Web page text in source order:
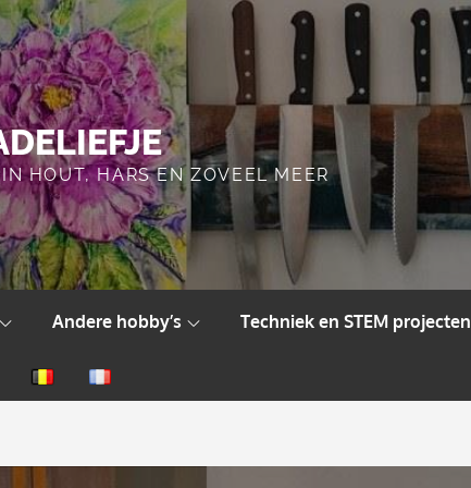
HOUT, HARS EN ZOVEEL MEER
Andere hobby’s Techniek en STEM projecten
NederlandsFrançais